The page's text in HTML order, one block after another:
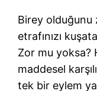
Birey olduğunu
etrafınızı
Zor mu yoksa?
maddesel
tek bir eylem